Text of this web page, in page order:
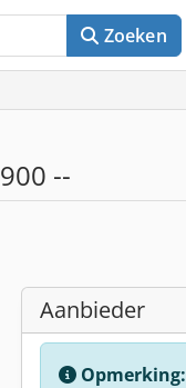
Zoeken
--
Aanbieder
Opmerking: